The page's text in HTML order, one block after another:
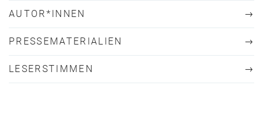
AUTOR*INNEN
PRESSEMATERIALIEN
LESERSTIMMEN